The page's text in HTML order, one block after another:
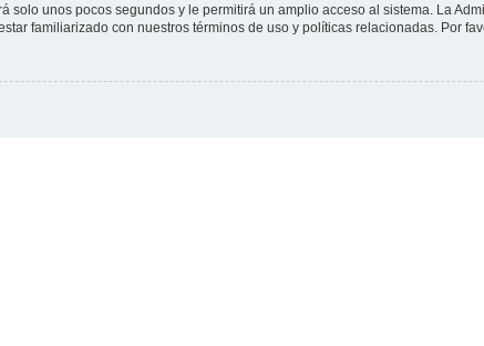
solo unos pocos segundos y le permitirá un amplio acceso al sistema. La
familiarizado con nuestros términos de uso y políticas relacionadas. Por